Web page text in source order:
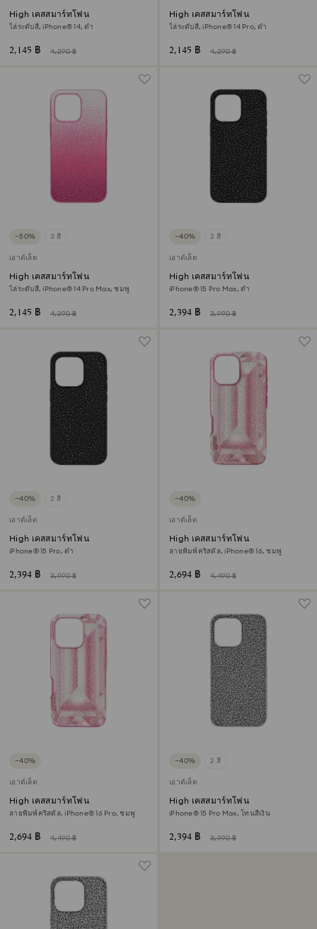
High เคสสมาร์ทโฟน
ไล่ระดับสี, iPhone® 14, ดำ
2,145 ฿ 4,290 ฿
High เคสสมาร์ทโฟน
ไล่ระดับสี, iPhone® 14 Pro, ดำ
2,145 ฿ 4,290 ฿
−50% 3 สี
เอาต์เล็ต
High เคสสมาร์ทโฟน
ไล่ระดับสี, iPhone® 14 Pro Max, ชมพู
2,145 ฿ 4,290 ฿
−40% 2 สี
เอาต์เล็ต
High เคสสมาร์ทโฟน
iPhone® 15 Pro Max, ดำ
2,394 ฿ 3,990 ฿
−40% 2 สี
เอาต์เล็ต
High เคสสมาร์ทโฟน
iPhone® 15 Pro, ดำ
2,394 ฿ 3,990 ฿
−40%
เอาต์เล็ต
High เคสสมาร์ทโฟน
ลายพิมพ์คริสตัล, iPhone® 16, ชมพู
2,694 ฿ 4,490 ฿
−40%
เอาต์เล็ต
High เคสสมาร์ทโฟน
ลายพิมพ์คริสตัล, iPhone® 16 Pro, ชมพู
2,694 ฿ 4,490 ฿
−40% 2 สี
เอาต์เล็ต
High เคสสมาร์ทโฟน
iPhone® 15 Pro Max, โทนสีเงิน
2,394 ฿ 3,990 ฿